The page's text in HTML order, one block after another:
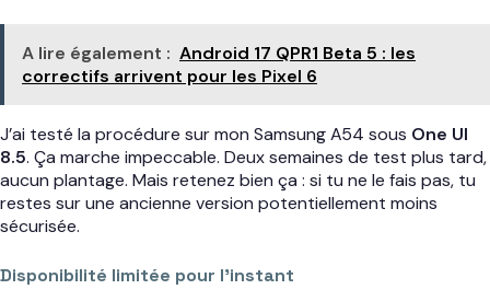
A lire également : Android 17 QPR1 Beta 5 : les
correctifs arrivent pour les Pixel 6
J’ai testé la procédure sur mon Samsung A54 sous One UI
8.5. Ça marche impeccable. Deux semaines de test plus tard,
aucun plantage. Mais retenez bien ça : si tu ne le fais pas, tu
restes sur une ancienne version potentiellement moins
sécurisée.
Disponibilité limitée pour l’instant